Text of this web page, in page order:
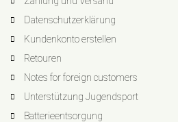
Datenschutzerklärung
Kundenkonto erstellen
Retouren
Notes for foreign customers
Unterstützung Jugendsport
Batterieentsorgung